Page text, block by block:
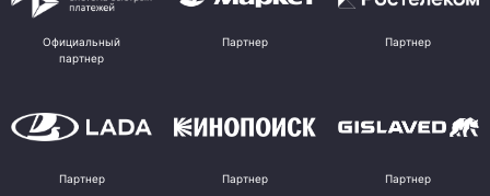
Официальный
партнер
Партнер Партнер
Партнер Партнер Партнер